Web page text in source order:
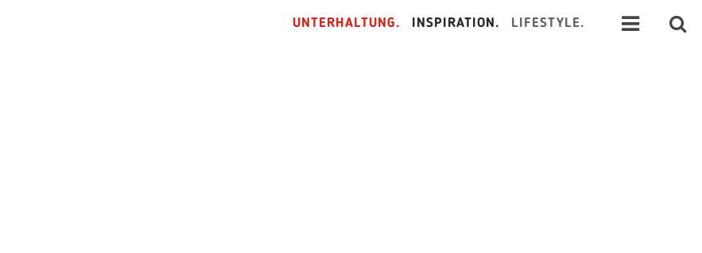
UNTERHALTUNG. INSPIRATION. LIFESTYLE.